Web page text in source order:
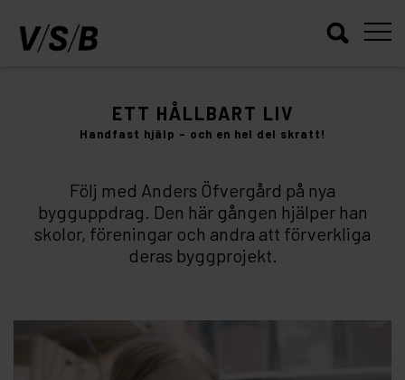
INSTRUKTIONSFILMETT HÅLLBART LIV
Handfast hjälp – och en hel del skratt!
Följ med Anders Öfvergård på nya
bygguppdrag. Den här gången hjälper han
skolor, föreningar och andra att förverkliga
deras byggprojekt.